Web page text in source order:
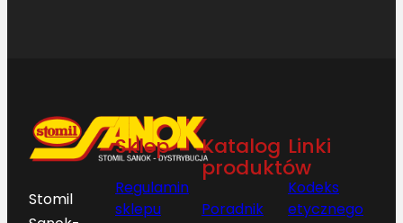
Stomil
Sklep
Regulamin
sklepu
Katalog
produktów
Poradnik
Linki
Kodeks
etycznego